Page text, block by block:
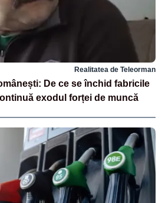
Realitatea de Teleorman
De ce se închid fabricile
exodul forței de muncă